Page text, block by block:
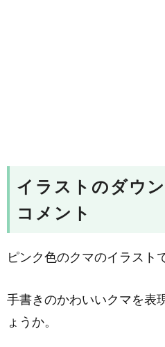
イラストのダウ
コメント
ピンク色のクマのイラスト
手書きのかわいいクマを表
ょうか。